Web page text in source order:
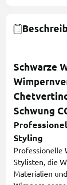
Schwarze
Schwung
Styling
Professionelle
Stylisten, die
Materialien